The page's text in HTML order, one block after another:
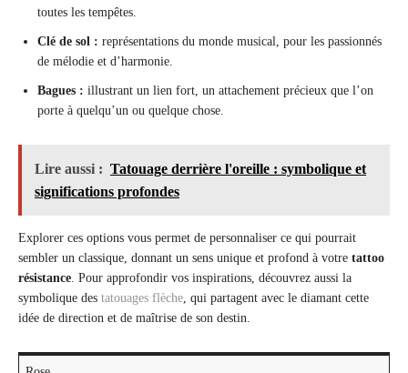
toutes les tempêtes.
Clé de sol : représentations du monde musical, pour les passionnés
de mélodie et d’harmonie.
Bagues : illustrant un lien fort, un attachement précieux que l’on
porte à quelqu’un ou quelque chose.
Lire aussi : Tatouage derrière l'oreille : symbolique et
significations profondes
Explorer ces options vous permet de personnaliser ce qui pourrait
sembler un classique, donnant un sens unique et profond à votre tattoo
résistance . Pour approfondir vos inspirations, découvrez aussi la
symbolique des tatouages flèche , qui partagent avec le diamant cette
idée de direction et de maîtrise de son destin.